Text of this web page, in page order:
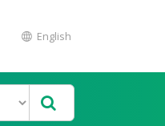
English